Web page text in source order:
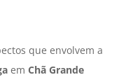
que envolvem a
em Chã Grande